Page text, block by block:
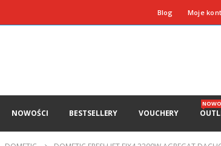
Blog Moje
NOWOŚCI BESTSELLERY VOUCHERY